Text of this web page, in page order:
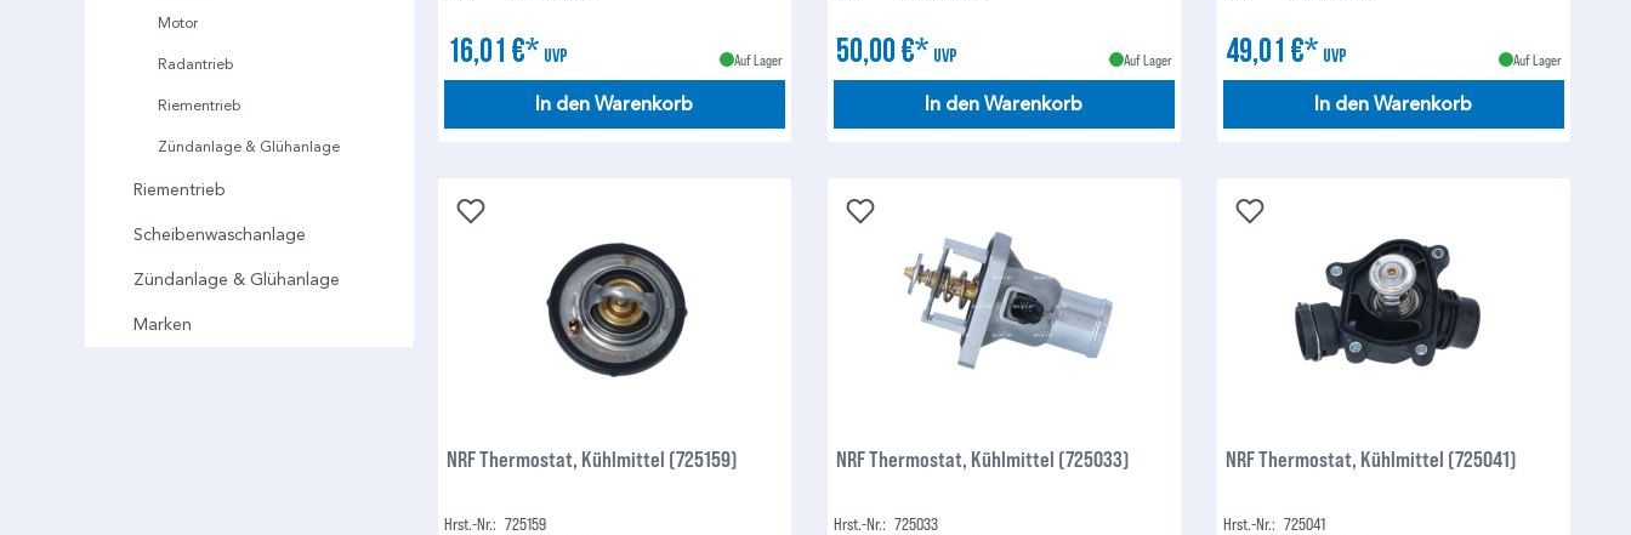
Motor
Radantrieb
Riementrieb
Zündanlage & Glühanlage
Riementrieb
Scheibenwaschanlage
Zündanlage & Glühanlage
Marken
16,01 €* UVP Auf Lager
In den Warenkorb
50,00 €* UVP Auf Lager
In den Warenkorb
49,01 €* UVP Auf Lager
In den Warenkorb
NRF Thermostat, Kühlmittel (725159)
Hrst.-Nr.: 725159
NRF Thermostat, Kühlmittel (725033)
Hrst.-Nr.: 725033
NRF Thermostat, Kühlmittel (725041)
Hrst.-Nr.: 725041